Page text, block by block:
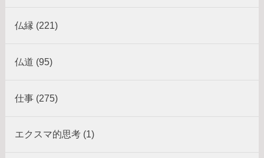
仏縁 (221)
仏道 (95)
仕事 (275)
エクスマ的思考 (1)